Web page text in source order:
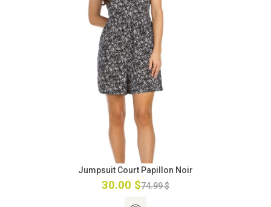
Jumpsuit Court Papillon Noir
30.00 $74.99 $